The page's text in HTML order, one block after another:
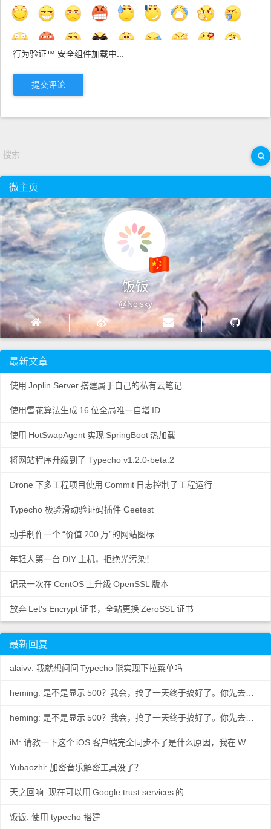
行为验证™ 安全组件加载中...
提交评论
搜索
微主页
饭饭
@Noisky
最新文章
使用 Joplin Server搭建属于自己的私有云笔记
使用雪花算法生成 16 位全局唯一自增 ID
使用 HotSwapAgent 实现 SpringBoot热加载
将网站程序升级到了 Typecho v1.2.0-beta.2
Drone 下多工程项目使用 Commit 日志控制子工程运行
Typecho 极验滑动验证码插件 Geetest
动手制作一个“价值 200万”的网站图标
年轻人第一台 DIY 主机，拒绝光污染！
记录一次在CentOS 上升级 OpenSSL 版本
放弃 Let's Encrypt证书，全站更换ZeroSSL 证书
最新回复
alaivv: 我就想问问 Typecho 能实现下拉菜单吗
heming: 是不是显示500？我会，搞了一天终于搞好了。你先去数据
heming: 是不是显示500？我会，搞了一天终于搞好了。你先去数据
iM: 请教一下这个 iOS客户端完全同步不了是什么原因，我在W...
Yubaozhi: 加密音乐解密工具没了？
天之回响: 现在可以用 Google trust services 的
饭饭: 使用 typecho 搭建